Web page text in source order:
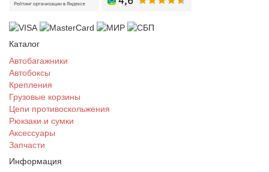
Каталог
Автобагажники
Автобоксы
Крепления
Грузовые корзины
Цепи противоскольжения
Рюкзаки и сумки
Аксессуары
Запчасти
Информация